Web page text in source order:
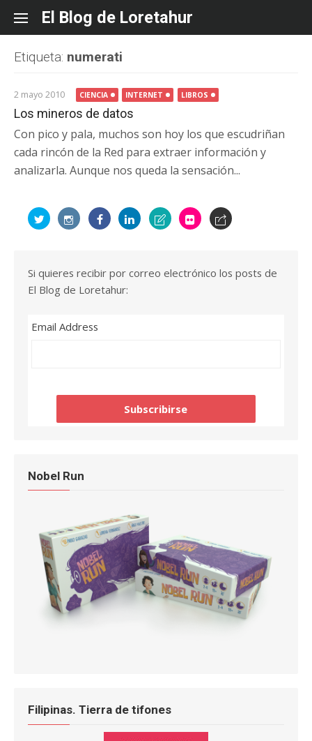
content
El Blog de Loretahur
Etiqueta: numerati
2 mayo 2010 CIENCIA INTERNET LIBROS
Los mineros de datos
Con pico y pala, muchos son hoy los que escudriñan
cada rincón de la Red para extraer información y
analizarla. Aunque nos queda la sensación...
Si quieres recibir por correo electrónico los posts de
El Blog de Loretahur:
Email Address
Nobel Run
Filipinas. Tierra de tifones